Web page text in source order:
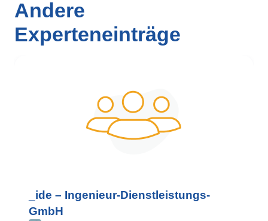
Andere
Experteneinträge
_ide – Ingenieur-Dienstleistungs-
GmbH